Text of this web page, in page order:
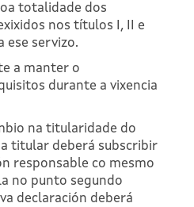
totalidade dos
nos títulos I, II e
ese servizo.
a manter o
durante a vixencia
na titularidade do
titular deberá subscribir
responsable co mesmo
no punto segundo
declaración deberá